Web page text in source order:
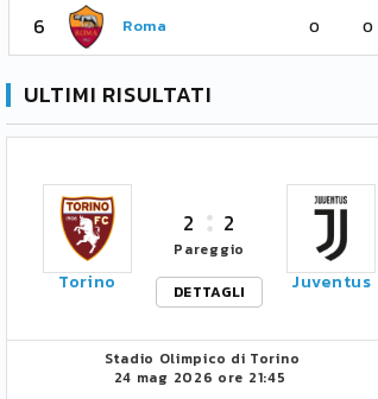
6 Roma 0 0
ULTIMI RISULTATI
Torino
2 2
Pareggio
DETTAGLI
Juventus
Stadio Olimpico di Torino
24 mag 2026 ore 21:45